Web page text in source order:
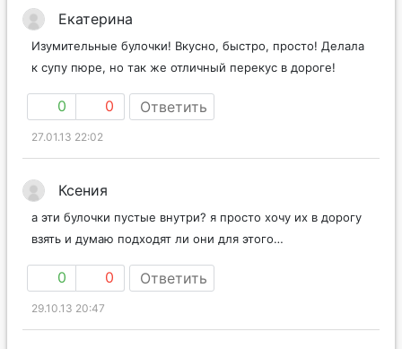
Екатерина
Изумительные булочки! Вкусно, быстро, просто! Делала
к супу пюре, но так же отличный перекус в дороге!
0 0 Ответить
27.01.13 22:02
Ксения
а эти булочки пустые внутри? я просто хочу их в дорогу
взять и думаю подходят ли они для этого…
0 0 Ответить
29.10.13 20:47